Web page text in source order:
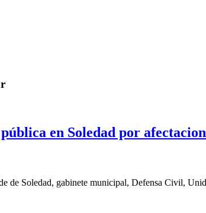
en Soledad por
Soledad, gabinete municipal, Defensa Civil,